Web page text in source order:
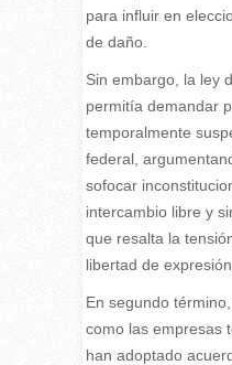
para influir en
de daño.
Sin embargo, la ley
permitía demandar
temporalmente
federal,
sofocar
intercambio libre y
que resalta la
libertad de expresión.
En segundo
como las empresas
han adoptado